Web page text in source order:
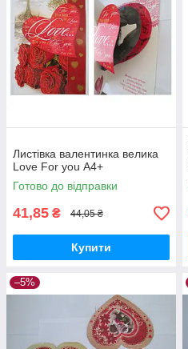
Листівка валентинка велика
Love For you А4+
Готово до відправки
41,85 ₴ 44,05 ₴
Купити
–5%